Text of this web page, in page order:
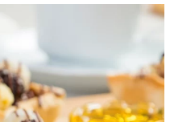
DISTRIBUIDORES E